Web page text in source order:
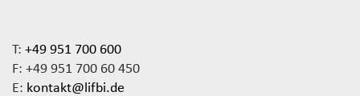
T: +49 951 700 600
F: +49 951 700 60 450
E: kontakt@lifbi.de